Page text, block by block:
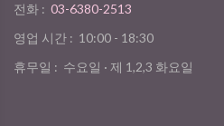
전화 : 03-6380-2513
영업 시간 : 10:00 - 18:30
휴무일 : 수요일 · 제 1,2,3 화요일